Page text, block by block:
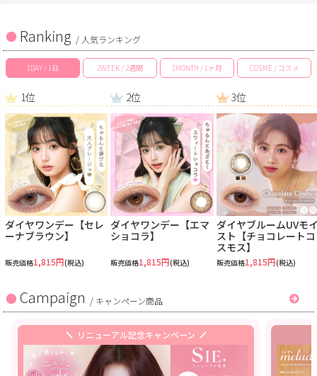
Ranking / 人気ランキング
1DAY / 1日 2WEEK / 2週間 1MONTH / 1ヶ月 COSME / コスメ
1位
ダイヤワンデー【セレ
ーナブラウン】
販売価格1,815円(税込)
2位
ダイヤワンデー【エマ
ショコラ】
販売価格1,815円(税込)
3位
ダイヤブルームUVモ
スト【チョコレートコ
スモス】
販売価格1,815円(税込)
Campaign / キャンペーン商品
リニューアル記念キャンペーン